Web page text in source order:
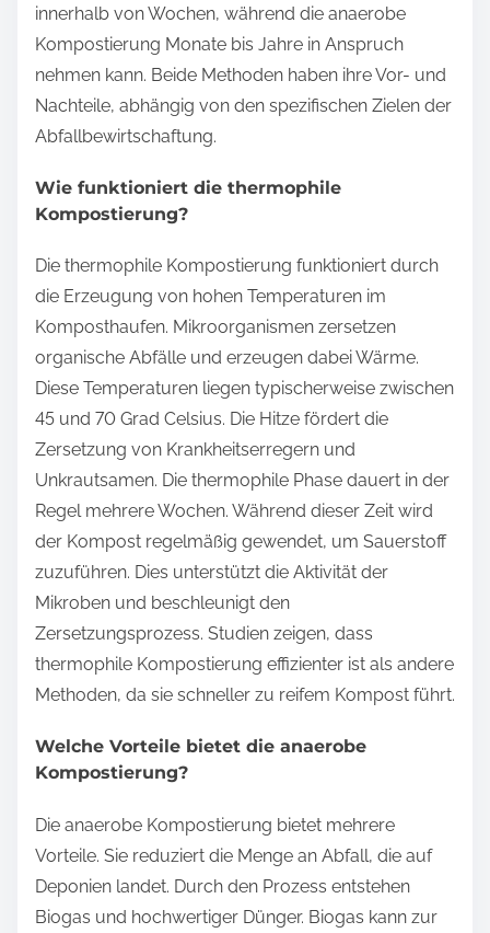
innerhalb von Wochen, während die anaerobe
Kompostierung Monate bis Jahre in Anspruch
nehmen kann. Beide Methoden haben ihre Vor- und
Nachteile, abhängig von den spezifischen Zielen der
Abfallbewirtschaftung.
Wie funktioniert die thermophile
Kompostierung?
Die thermophile Kompostierung funktioniert durch
die Erzeugung von hohen Temperaturen im
Komposthaufen. Mikroorganismen zersetzen
organische Abfälle und erzeugen dabei Wärme.
Diese Temperaturen liegen typischerweise zwischen
45 und 70 Grad Celsius. Die Hitze fördert die
Zersetzung von Krankheitserregern und
Unkrautsamen. Die thermophile Phase dauert in der
Regel mehrere Wochen. Während dieser Zeit wird
der Kompost regelmäßig gewendet, um Sauerstoff
zuzuführen. Dies unterstützt die Aktivität der
Mikroben und beschleunigt den
Zersetzungsprozess. Studien zeigen, dass
thermophile Kompostierung effizienter ist als andere
Methoden, da sie schneller zu reifem Kompost führt.
Welche Vorteile bietet die anaerobe
Kompostierung?
Die anaerobe Kompostierung bietet mehrere
Vorteile. Sie reduziert die Menge an Abfall, die auf
Deponien landet. Durch den Prozess entstehen
Biogas und hochwertiger Dünger. Biogas kann zur